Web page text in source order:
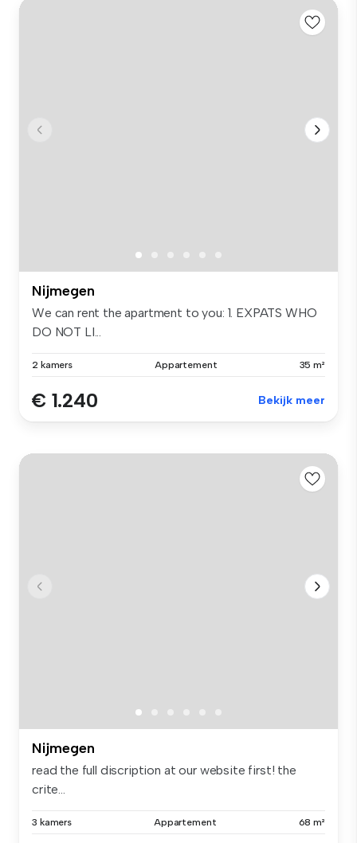
Nijmegen
We can rent the apartment to you: 1. EXPATS WHO
DO NOT LI...
2 kamers Appartement 35 m²
€ 1.240 Bekijk meer
Nijmegen
read the full discription at our website first! the
crite...
3 kamers Appartement 68 m²